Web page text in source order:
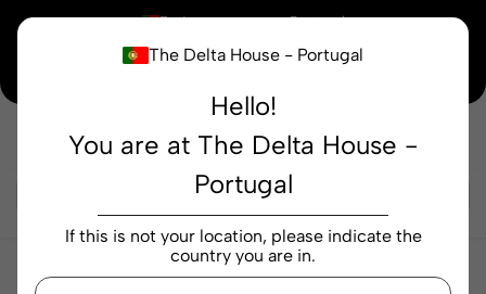
The Delta House - Portugal
Hello!
You are at The Delta House -
Portugal
If this is not your location, please indicate the
country you are in.
× Está a comprar em Portugal
⚡ -15% em TODA a Loja
Cafés Cápsulas Seleção
Cápsulas de Café